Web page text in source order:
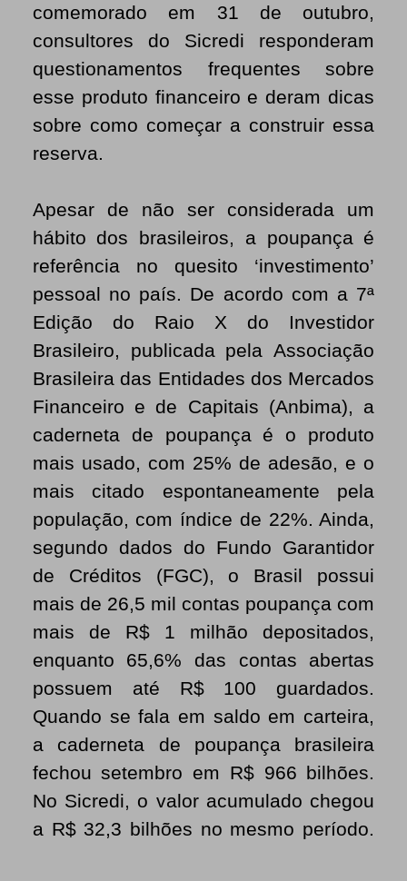
comemorado em 31 de outubro,
consultores do Sicredi responderam
questionamentos frequentes sobre
esse produto financeiro e deram dicas
sobre como começar a construir essa
reserva.
Apesar de não ser considerada um
hábito dos brasileiros, a poupança é
referência no quesito ‘investimento’
pessoal no país. De acordo com a 7ª
Edição do Raio X do Investidor
Brasileiro, publicada pelaAssociação
Brasileira das Entidades dos Mercados
Financeiro e de Capitais (Anbima), a
caderneta de poupança é o produto
mais usado, com 25% de adesão, e o
mais citado espontaneamente pela
população, com índice de 22%. Ainda,
segundo dados do Fundo Garantidor
de Créditos (FGC), o Brasil possui
mais de 26,5 mil contas poupança com
mais de R$ 1 milhão depositados,
enquanto 65,6% das contas abertas
possuem até R$ 100 guardados.
Quando se fala em saldo em carteira,
a caderneta de poupança brasileira
fechou setembro em R$ 966 bilhões.
No Sicredi, o valor acumulado chegou
a R$ 32,3 bilhões no mesmo período.